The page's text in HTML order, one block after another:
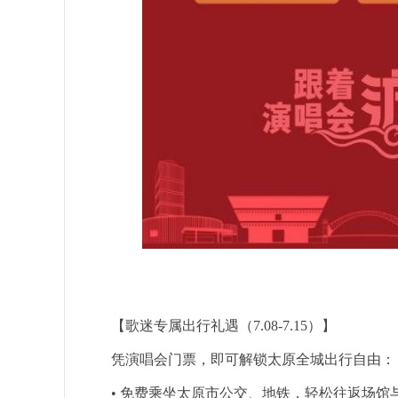
【歌迷专属出行礼遇（7.08-7.15）】
凭演唱会门票，即可解锁太原全城出行自由：
• 免费乘坐太原市公交、地铁，轻松往返场馆